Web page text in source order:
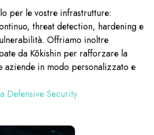
per le vostre infrastrutture:
threat detection, hardening e
Offriamo inoltre
da Kōkishin per rafforzare la
aziende in modo personalizzato e
Defensive Security